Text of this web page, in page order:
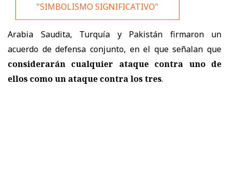
"SIMBOLISMO SIGNIFICATIVO"
Arabia Saudita, Turquía y Pakistán firmaron un
acuerdo de defensa conjunto, en el que señalan que
considerarán cualquier ataque contra uno de
ellos como un ataque contra los tres.